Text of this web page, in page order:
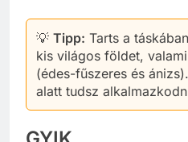
💡 Tipp: Tarts a
kis világos földet,
(édes-fűszeres és
alatt tudsz